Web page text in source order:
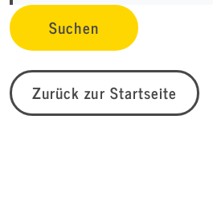
Zurück zur Startseite